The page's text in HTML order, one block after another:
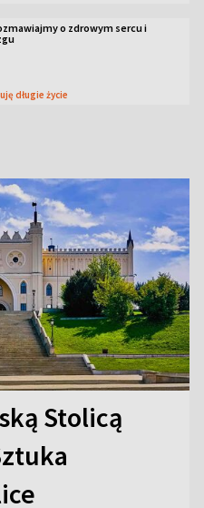
o zdrowym sercu i
długie życie
Stolicą